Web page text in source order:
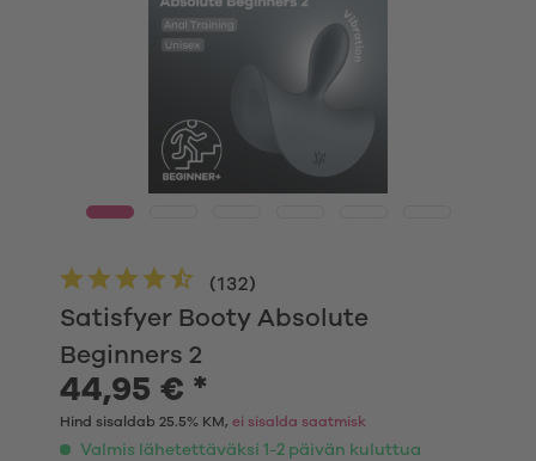
Satisfyer Booty Absolute
Beginners 2
(132)
44,95 € *
Hind sisaldab 25.5% KM, ei sisalda saatmisk
Valmis lähetettäväksi 1-2 päivän kuluttua